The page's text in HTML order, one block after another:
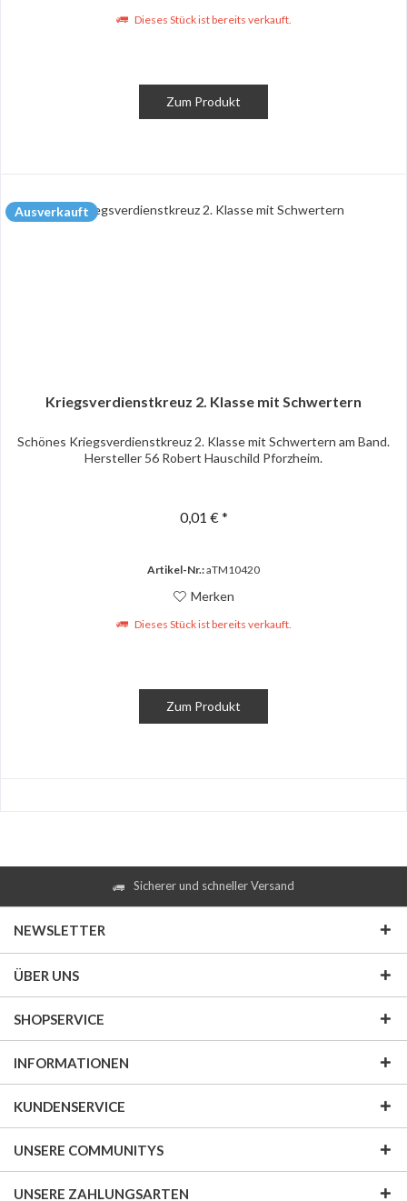
Dieses Stück ist bereits verkauft.
Zum Produkt
Ausverkauft
Kriegsverdienstkreuz 2. Klasse mit Schwertern
Schönes Kriegsverdienstkreuz 2. Klasse mit Schwertern am Band.
Hersteller 56 Robert Hauschild Pforzheim.
0,01 € *
Artikel-Nr.:aTM10420
Merken
Dieses Stück ist bereits verkauft.
Zum Produkt
Sicherer und schneller Versand
NEWSLETTER
ÜBER UNS
SHOPSERVICE
INFORMATIONEN
KUNDENSERVICE
UNSERE COMMUNITYS
UNSERE ZAHLUNGSARTEN